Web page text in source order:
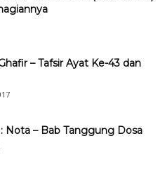
– Tafsir Ayat Ke-43 dan
Nota – Bab Tanggung Dosa